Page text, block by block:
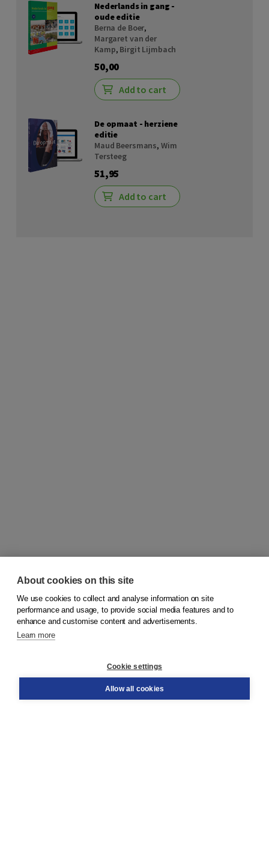
Nederlands in gang -
oude editie
Berna de Boer,
Margaret van der
Kamp, Birgit Lijmbach
50,00
Add to cart
De opmaat - herziene
editie
Maud Beersmans, Wim
Tersteeg
51,95
Add to cart
© 2026Koninklijke Boom uitgevers
Order
About cookies on this site
We use cookies to collect and analyse information on site
performance and usage, to provide social media features and to
enhance and customise content and advertisements.
Learn more
Cookie settings
Allow all cookies